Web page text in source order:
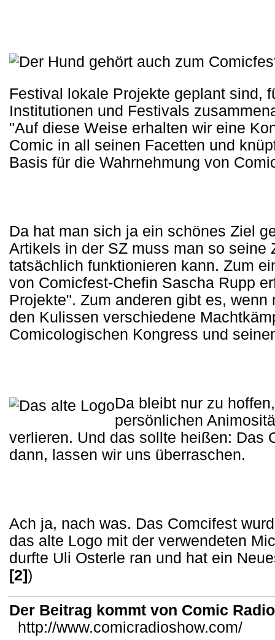
Festival lokale Projekte geplant sind,
Institutionen und Festivals
"Auf diese Weise erhalten wir eine
Comic in all seinen Facetten und
Basis für die Wahrnehmung von
Da hat man sich ja ein schönes Ziel
Artikels in der SZ muss man so seine
tatsächlich funktionieren kann. Zum
von Comicfest-Chefin Sascha Rupp
Projekte". Zum anderen gibt es,
den Kulissen verschiedene
Comicologischen Kongress und
Da bleibt nur zu
persönlichen
verlieren. Und das sollte heißen: Das
dann, lassen wir uns überraschen.
Ach ja, nach was. Das Comcifest
das alte Logo mit der verwendeten
durfte Uli Osterle ran und hat ein
[2])
Der Beitrag kommt von Comic
http://www.comicradioshow.com/